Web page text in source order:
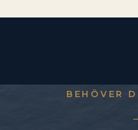
BEHÖVER